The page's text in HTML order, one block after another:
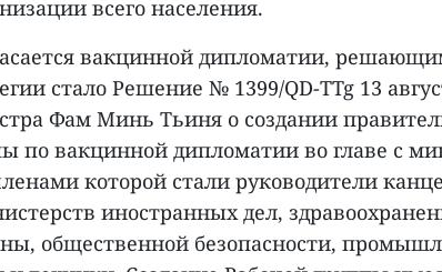
всего населения.
вакцинной дипломатии,
стало Решение № 1399/QD-TTg 13
Фам Минь Тьиня о создании
по вакцинной дипломатии во главе с
которой стали руководители
иностранных дел,
общественной безопасности,